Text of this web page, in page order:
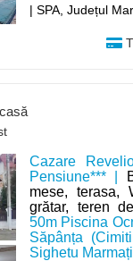
| SPA, Județul
Cazare
Pensiune*** |
mese, terasa,
grătar, teren
50m Piscina
Săpânța
Sighetu